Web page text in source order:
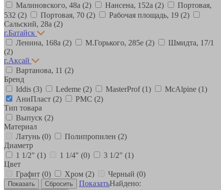
Малиновского, 48а (2) Нансена, 152а (2)
Портовая,
532 (2) Портовая, 70 (2) Рабочая площадь, 19 (2)
Сальский, 28a (2)
г.Батайск
Ленина, 168а (2) М.Горького, 285е (2)
Шмидта, 17/1
(2)
г.Аксай
Вартанова, 11 (2)
Бренд
Iddis (3) Ledeme (2) MasterProf(1) McAlpine (1)
АниПласт (2) РМС (2)
Тип товара
Выпуск (2)
Материал
Латунь (0) Полипропилен (2)
Диаметр
1 1/2" (1) 1 1/4" (0) 3 1/2" (1)
Цвет
Графит (0) Хром (2) Черный (0)
ПоказатьНайдено: